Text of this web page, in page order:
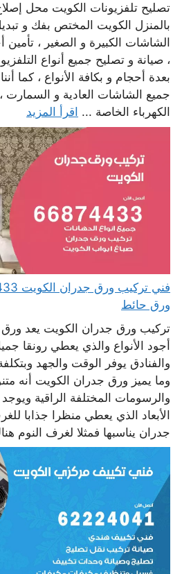
تصليح تلفزيونات الكويت محل
بالمنزل الكويت المختص بفك و
الشاشات الكبيرة و الصغير ،
، صيانة و تصليح جميع أنواع
بعدة أحجام و بكافة الأنواع ، كما
جميع الشاشات العادية و السمارت
الكهرباء الخاصة ... اقرأ المزيد
ورق حائط
تركيب ورق جدران الكويت يعد
أجود الأنواع والذي يعطي رونقا
والفنادق يوفر الوقت والجهد
وما يميز ورق جدران الكويت أنه
والرسومات المختلفة الراقية ويوجد
الأبعاد الذي يعطي منظرا جذابا
جدران يناسبها فمثلا لغرف النوم